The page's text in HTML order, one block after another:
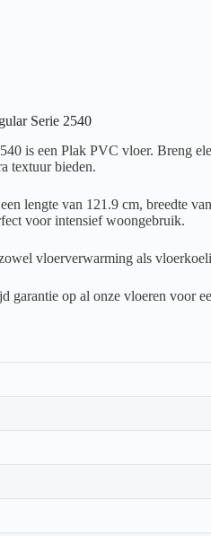
Serie 2540
is een Plak PVC vloer. Breng
textuur bieden.
lengte van 121.9 cm, breedte
voor intensief woongebruik.
vloerverwarming als
garantie op al onze vloeren voor